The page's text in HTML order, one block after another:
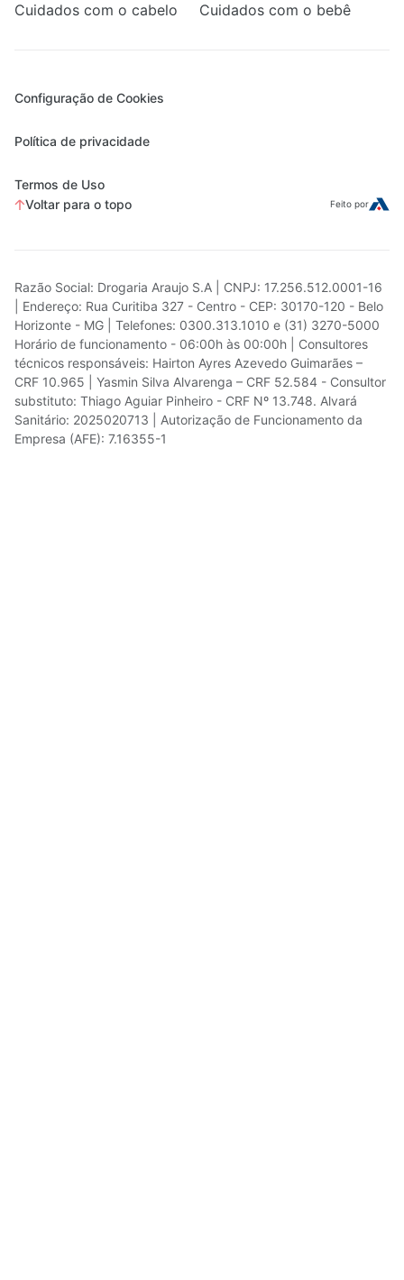
Cuidados com o cabelo Cuidados com o bebê
Configuração de Cookies
Política de privacidade
Termos de Uso
Voltar para o topo
Feito por
Razão Social: Drogaria Araujo S.A | CNPJ: 17.256.512.0001-16
| Endereço: Rua Curitiba 327 - Centro - CEP: 30170-120 - Belo
Horizonte - MG | Telefones: 0300.313.1010 e (31) 3270-5000
Horário de funcionamento - 06:00h às 00:00h | Consultores
técnicos responsáveis: Hairton Ayres Azevedo Guimarães –
CRF 10.965 | Yasmin Silva Alvarenga – CRF 52.584 - Consultor
substituto: Thiago Aguiar Pinheiro - CRF Nº 13.748. Alvará
Sanitário: 2025020713 | Autorização de Funcionamento da
Empresa (AFE): 7.16355-1